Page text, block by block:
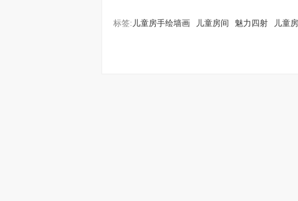
标签: 儿童房手绘墙画 儿童房间 魅力四射 儿童